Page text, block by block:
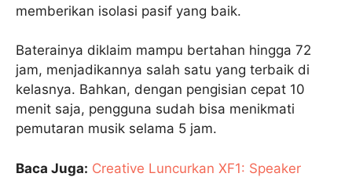
memberikan isolasi pasif yang baik.
Baterainya diklaim mampu bertahan hingga 72
jam, menjadikannya salah satu yang terbaik di
kelasnya. Bahkan, dengan pengisian cepat 10
menit saja, pengguna sudah bisa menikmati
pemutaran musik selama 5 jam.
Baca Juga: Creative Luncurkan XF1: Speaker